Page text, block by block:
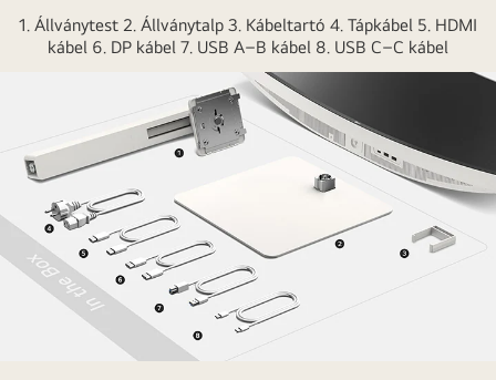
1. Állványtest 2. Állványtalp 3. Kábeltartó 4. Tápkábel 5. HDMI
kábel 6. DP kábel 7. USB A–B kábel 8. USB C–C kábel